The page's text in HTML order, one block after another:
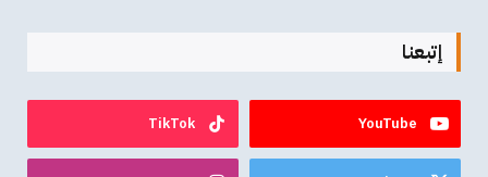
إتبعنا
YouTube
TikTok